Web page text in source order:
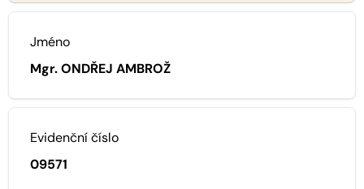
Jméno
Mgr. ONDŘEJ AMBROŽ
Evidenční číslo
09571